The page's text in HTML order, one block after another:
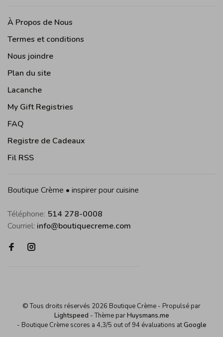
À Propos de Nous
Termes et conditions
Nous joindre
Plan du site
Lacanche
My Gift Registries
FAQ
Registre de Cadeaux
Fil RSS
Boutique Crème • inspirer pour cuisine
Téléphone: 514 278-0008
Courriel: info@boutiquecreme.com
© Tous droits réservés 2026 Boutique Crème - Propulsé par
Lightspeed - Thème parHuysmans.me
- Boutique Crème scores a 4,3/5 out of94 évaluations atGoogle